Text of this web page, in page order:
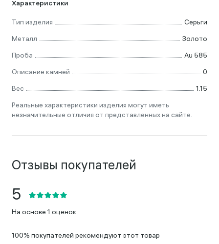
Характеристики
Тип изделия
Серьги
Металл
Золото
Проба
Au 585
Описание камней
0
Вес
1.15
Реальные характеристики изделия могут иметь
незначительные отличия от представленных на сайте.
Отзывы покупателей
На основе 1 оценок
100% покупателей рекомендуют этот товар